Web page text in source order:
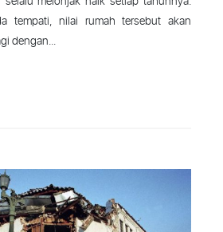
tempati, nilai rumah tersebut akan
dengan...